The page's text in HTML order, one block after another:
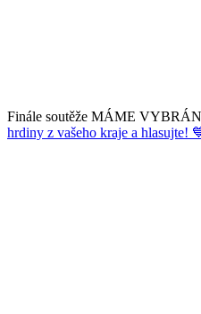
Finále soutěže MÁME
hrdiny z vašeho kraje a hlasujte!